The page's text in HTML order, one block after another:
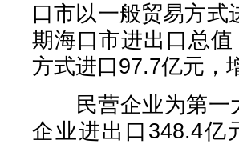
口市以一般贸易方式
期海口市进出口总
方式进口97.7亿元，
民营企业为第一
企业进出口348.4亿